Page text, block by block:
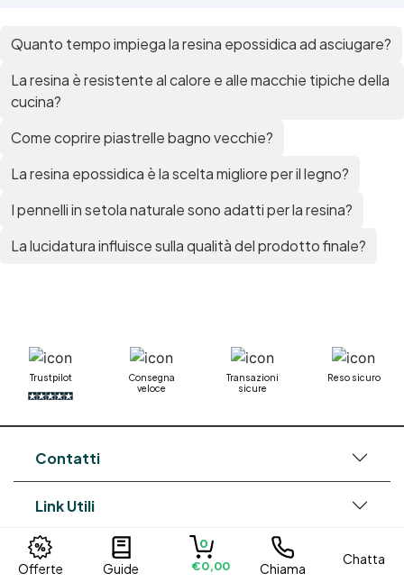
Quanto tempo impiega la resina epossidica ad asciugare?
La resina è resistente al calore e alle macchie tipiche della
cucina?
Come coprire piastrelle bagno vecchie?
La resina epossidica è la scelta migliore per il legno?
I pennelli in setola naturale sono adatti per la resina?
La lucidatura influisce sulla qualità del prodotto finale?
Trustpilot
Consegna
veloce
Transazioni
sicure
Reso sicuro
Contatti
Link Utili
Su di noi
Offerte Guide
0
€0,00
Chiama
Chatta